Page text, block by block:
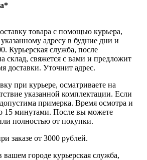
товара с помощью курьера,
адресу в будние дни и
Курьерская служба, после
склад, свяжется с вами и предложит
доставки. Уточнит адрес.
при курьере, осматриваете на
указанной комплектации. Если
примерка. Время осмотра и
15 минутами. После вы можете
полностью от покупки.
заказе от 3000 рублей.
вашем городе курьерская служба,